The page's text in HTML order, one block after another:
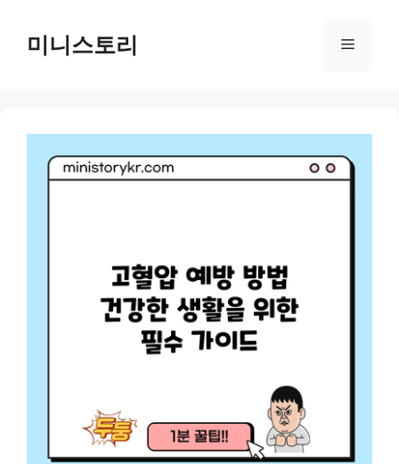
content미니스토리 Menu